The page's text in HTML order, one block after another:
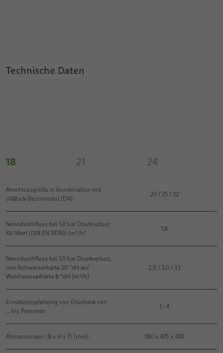
Technische Daten
18 21 24
Anschlussgröße in Kombination mit
cliQlock-Basismodul [DN]
20 / 25 / 32
Nenndurchfluss bei 1,0 bar Druckverlust
KV-Wert (DIN EN 14743) [m³/h]
1,8
Nenndurchfluss bei 1,0 bar Druckverlust,
von Rohwasserhärte 20 °dH auf
Weichwasserhärte 8 °dH [m³/h]
2,9 / 3,0 / 3,1
Einsatzempfehlung von Grünbeck von
… bis Personen
1 - 4
Abmessungen (B x H x T) [mm] 360 x 815 x 430